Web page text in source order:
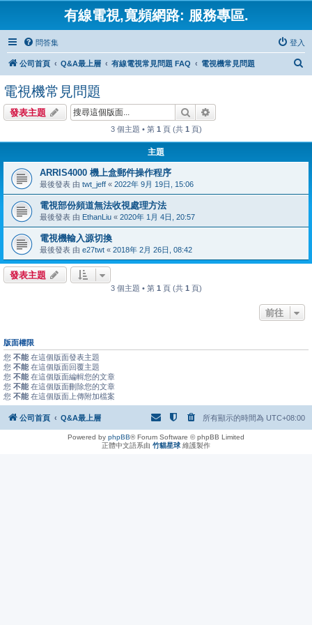
有線電視,寬頻網路: 服務專區.
問答集 登入
公司首頁 Q&A最上層 有線電視常見問題 FAQ 電視機常見問題
電視機常見問題
發表主題 搜尋
3 個主題 • 第 1 頁 (共 1 頁)
主題
ARRIS4000 機上盒郵件操作程序
最後發表 由 twt_jeff « 2022年 9月 19日, 15:06
電視部份頻道無法收視處理方法
最後發表 由 EthanLiu « 2020年 1月 4日, 20:57
電視機輸入源切換
最後發表 由 e27twt « 2018年 2月 26日, 08:42
發表主題
3 個主題 • 第 1 頁 (共 1 頁)
前往
版面權限
您 不能 在這個版面發表主題
您 不能 在這個版面回覆主題
您 不能 在這個版面編輯您的文章
您 不能 在這個版面刪除您的文章
您 不能 在這個版面上傳附加檔案
公司首頁 Q&A最上層 所有顯示的時間為 UTC+08:00
Powered by phpBB® Forum Software © phpBB Limited
正體中文語系由 竹貓星球 維護製作